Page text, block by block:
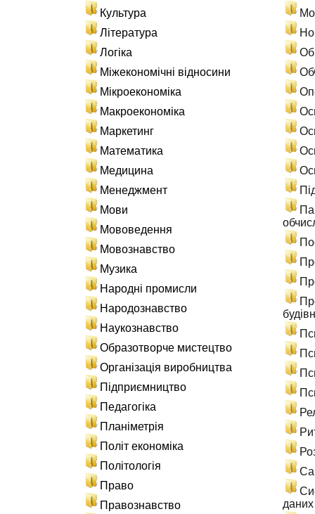
даних
Культура
Література
Логіка
Міжекономічні відносини
Мікроекономіка
Макроекономіка
Маркетинг
Математика
Медицина
Менеджмент
Мови
Мововедення
Мовознавство
Музика
Народні промисли
Народознавство
Наукознавство
Образотворче мистецтво
Організація виробництва
Підприємництво
Педагогіка
Планіметрія
Політ економіка
Політологія
Право
Правознавство